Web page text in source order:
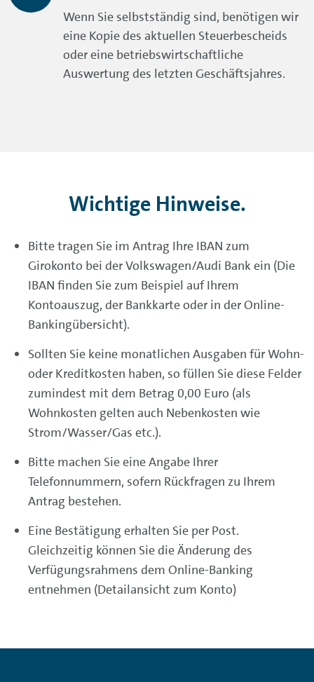
Wenn Sie selbstständig sind, benötigen wir
eine Kopie des aktuellen Steuerbescheids
oder eine betriebswirtschaftliche
Auswertung des letzten Geschäftsjahres.
Wichtige Hinweise.
Bitte tragen Sie im Antrag Ihre IBAN zum
Girokonto bei der Volkswagen/Audi Bank ein (Die
IBAN finden Sie zum Beispiel auf Ihrem
Kontoauszug, der Bankkarte oder in derOnline-
Bankingübersicht).
Sollten Sie keine monatlichen Ausgaben für Wohn-
oder Kreditkosten haben, so füllen Sie diese Felder
zumindest mit dem Betrag 0,00 Euro (als
Wohnkosten gelten auch Nebenkosten wie
Strom/Wasser/Gas etc.).
Bitte machen Sie eine Angabe Ihrer
Telefonnummern, sofern Rückfragen zu Ihrem
Antrag bestehen.
Eine Bestätigung erhalten Sie per Post.
Gleichzeitig können Sie die Änderung des
Verfügungsrahmens dem Online-Banking
entnehmen (Detailansicht zum Konto)